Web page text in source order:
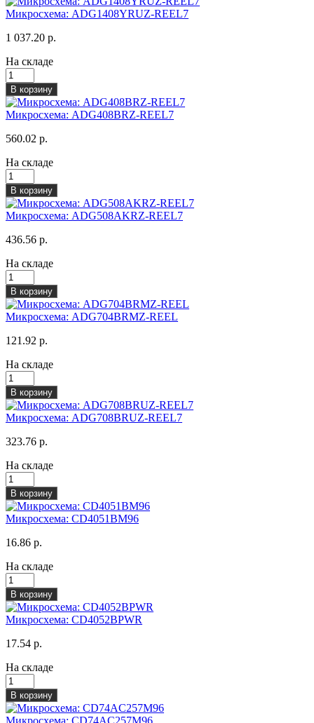
Микросхема: ADG1408YRUZ-REEL7
1 037.20 р.
На складе
В корзину
Микросхема: ADG408BRZ-REEL7
560.02 р.
На складе
В корзину
Микросхема: ADG508AKRZ-REEL7
436.56 р.
На складе
В корзину
Микросхема: ADG704BRMZ-REEL
121.92 р.
На складе
В корзину
Микросхема: ADG708BRUZ-REEL7
323.76 р.
На складе
В корзину
Микросхема: CD4051BM96
16.86 р.
На складе
В корзину
Микросхема: CD4052BPWR
17.54 р.
На складе
В корзину
Микросхема: CD74AC257M96